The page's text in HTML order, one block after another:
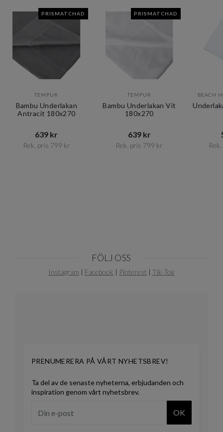
PRISMATCHAD
TEMPUR
Bambu Underlakan
Antracit 180x270
639 kr​​
Rek. pris 799 kr​​
PRISMATCHAD
TEMPUR
Bambu Underlakan Vit
180x270
639 kr​​
Rek. pris 799 kr​​
BEACH
FÖLJ OSS
Instagram | Facebook | Pinterest | Tik-Tok
PRENUMERERA PÅ VÅRT NYHETSBREV!
Ta del av de senaste nyheterna, erbjudanden och
inspiration genom vårt nyhetsbrev.
OK